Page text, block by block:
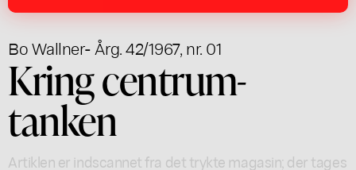
Bo Wallner- Årg. 42/1967, nr. 01
Kring centrum-
tanken
Artiklen er indscannet fra det trykte magasin; der tages